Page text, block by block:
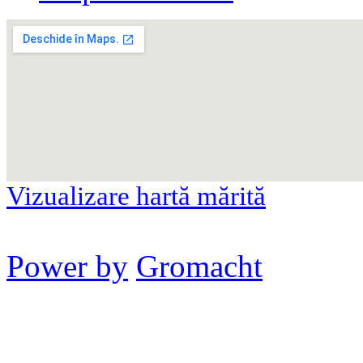
Vizualizare hartă mărită
Power by Gromacht